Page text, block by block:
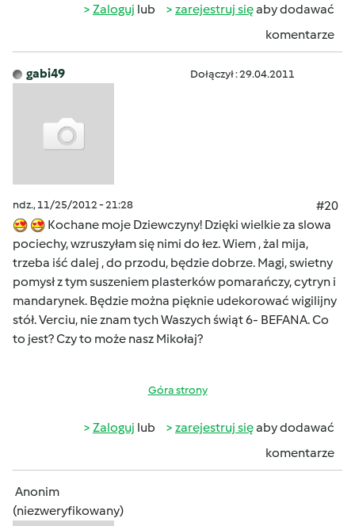
Zaloguj lub zarejestruj sięaby dodawać
komentarze
gabi49 Dołączył : 29.04.2011
ndz., 11/25/2012 - 21:28
#20
Kochane moje Dziewczyny! Dzięki wielkie za slowa
pociechy, wzruszyłam się nimi do łez. Wiem , żal mija,
trzeba iść dalej , do przodu, będzie dobrze. Magi, swietny
pomysł z tym suszeniem plasterków pomarańczy, cytryn i
mandarynek. Będzie można pięknie udekorować wigilijny
stół. Verciu, nie znam tych Waszych świąt 6- BEFANA. Co
to jest? Czy to może nasz Mikołaj?
Góra strony
Zaloguj lub zarejestruj sięaby dodawać
komentarze
Anonim
(niezweryfikowany)